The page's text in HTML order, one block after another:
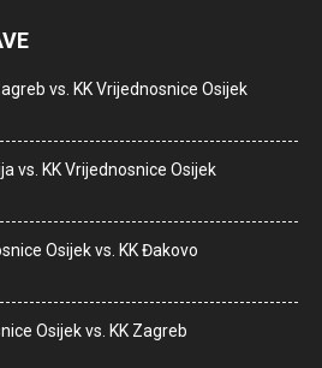
vs. KK Vrijednosnice Osijek
vs. KK Vrijednosnice Osijek
Osijek vs. KK Đakovo
Osijek vs. KK Zagreb